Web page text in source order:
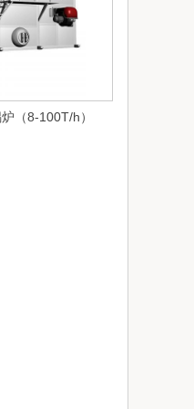
（8-100T/h）